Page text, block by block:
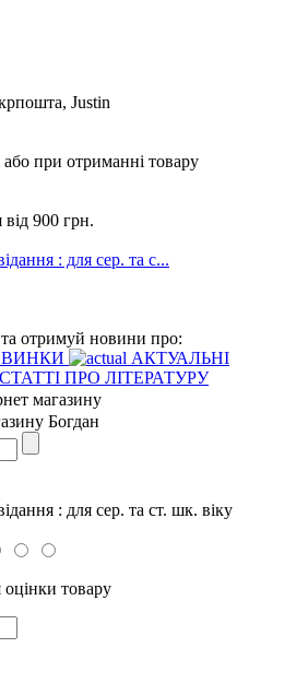
Justin
при отриманні товару
900 грн.
: для сер. та с...
отримуй новини про:
АКТУАЛЬНІ
СТАТТІ ПРО ЛІТЕРАТУРУ
магазину
Богдан
: для сер. та ст. шк. віку
оцінки товару